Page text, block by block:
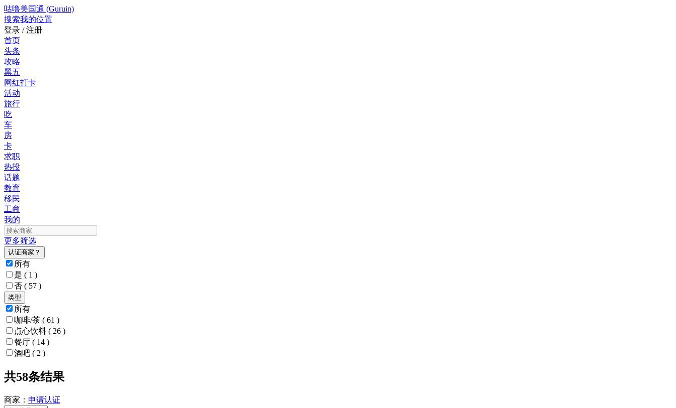
咕噜美国通 (Guruin)
搜索我的位置
登录 / 注册
首页
头条
攻略
黑五
网红打卡
活动
旅行
吃
车
房
卡
求职
热投
话题
教育
移民
工商
我的
更多筛选
认证商家？
所有
是 ( 1 )
否 ( 57 )
类型
所有
咖啡/茶 ( 61 )
点心饮料 ( 26 )
餐厅 ( 14 )
酒吧 ( 2 )
共58条结果
商家： 申请认证